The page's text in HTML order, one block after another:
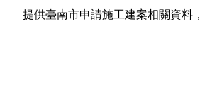
提供臺南市申請施工建案相關資料，